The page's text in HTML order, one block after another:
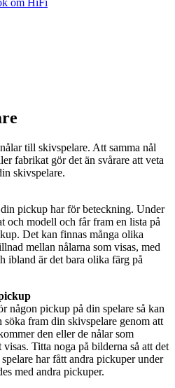
till skivspelare. Att samma nål
fabrikat gör det än svårare att veta
skivspelare.
pickup har för beteckning. Under
och modell och får fram en lista på
Det kan finnas många olika
mellan nålarna som visas, med
ibland är det bara olika färg på
någon pickup på din spelare så kan
fram din skivspelare genom att
den eller de nålar som
Titta noga på bilderna så att det
har fått andra pickuper under
med andra pickuper.